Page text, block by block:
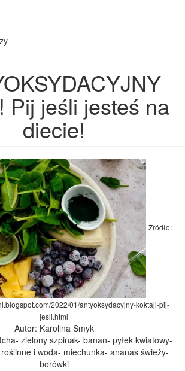
Pij jeśli jesteś na
diecie!
Źródło:
2022/01/antyoksydacyjny-koktajl-pij-
jesli.html
Autor: Karolina Smyk
zielony szpinak- banan- pyłek kwiatowy-
i woda- miechunka- ananas świeży-
borówki